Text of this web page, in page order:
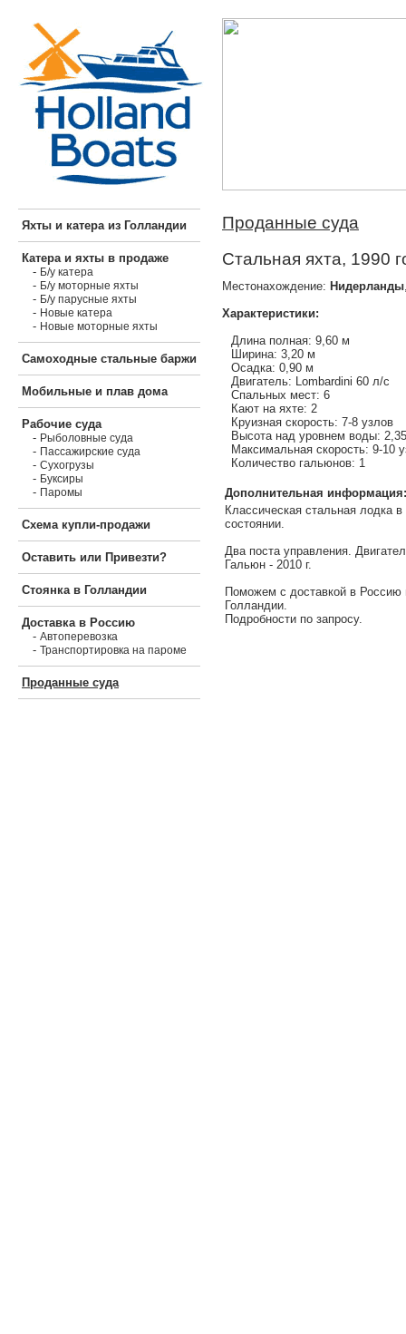
Яхты и катера из Голландии
Катера и яхты в продаже
- Б/у катера
- Б/у моторные яхты
- Б/у парусные яхты
- Новые катера
- Новые моторные яхты
Самоходные стальные баржи
Мобильные и плав дома
Рабочие суда
- Рыболовные суда
- Пассажирские суда
- Сухогрузы
- Буксиры
- Паромы
Схема купли-продажи
Оставить или Привезти?
Стоянка в Голландии
Доставка в Россию
- Автоперевозка
- Транспортировка на пароме
Проданные суда
Проданные суда
Стальная яхта, 1990
Местонахождение: Нидерланды
Характеристики:
Длина полная: 9,60 м
Ширина: 3,20 м
Осадка: 0,90 м
Двигатель: Lombardini 60 л/с
Спальных мест: 6
Кают на яхте: 2
Круизная скорость: 7-8 узлов
Высота над уровнем воды:
Максимальная скорость: 9-10
Количество гальюнов: 1
Дополнительная информация:
Классическая стальная лодка
состоянии.
Два поста управления.
Гальюн - 2010 г.
Поможем с доставкой в Россию
Голландии.
Подробности по запросу.